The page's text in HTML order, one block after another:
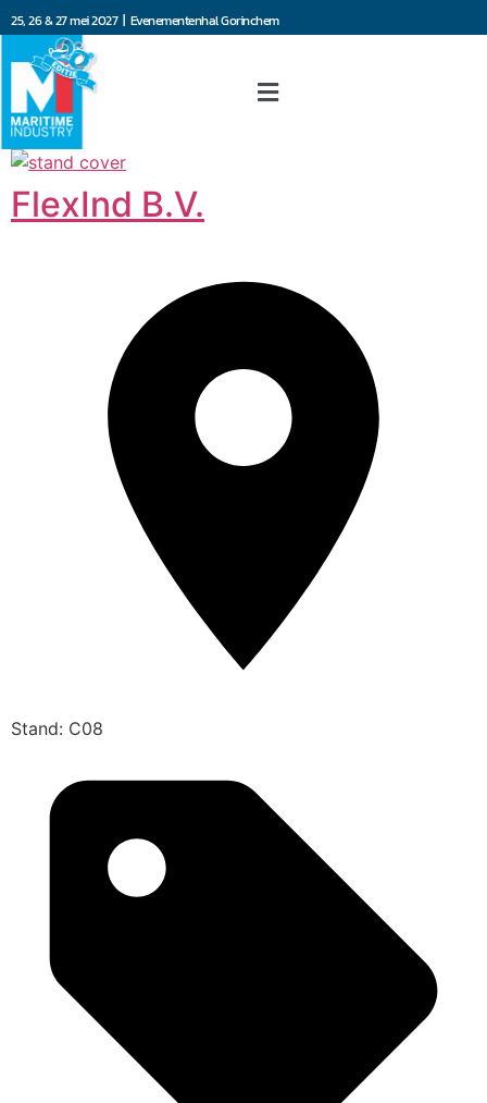
25, 26 & 27 mei 2027 | Evenementenhal Gorinchem
FlexInd B.V.
Stand: C08